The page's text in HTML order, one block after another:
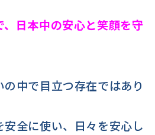
、日本中の安心と笑顔を守
中で目立つ存在ではあり
安全に使い、日々を安心し